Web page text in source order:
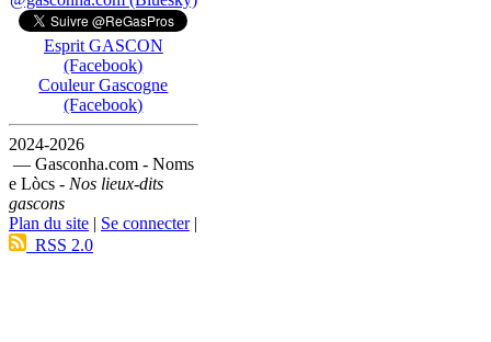
Esprit GASCON
(Facebook)
Couleur Gascogne
(Facebook)
2024-2026
— Gasconha.com - Noms
e Lòcs - Nos lieux-dits
gascons
Plan du site | Se connecter|
RSS 2.0